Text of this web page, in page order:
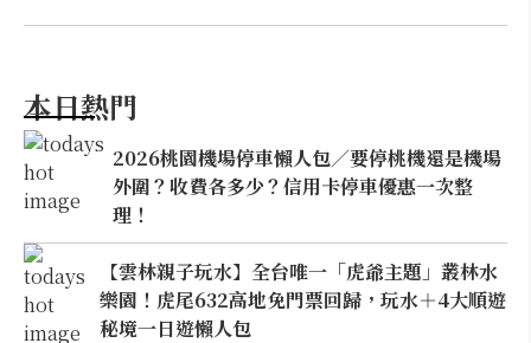
本日熱門
2026桃園機場停車懶人包／要停桃機還是機場
外圍？收費各多少？信用卡停車優惠一次整
理！
【雲林親子玩水】全台唯一「虎爺主題」叢林水
樂園！虎尾632高地免門票回歸，玩水＋4大順遊
秘境一日遊懶人包